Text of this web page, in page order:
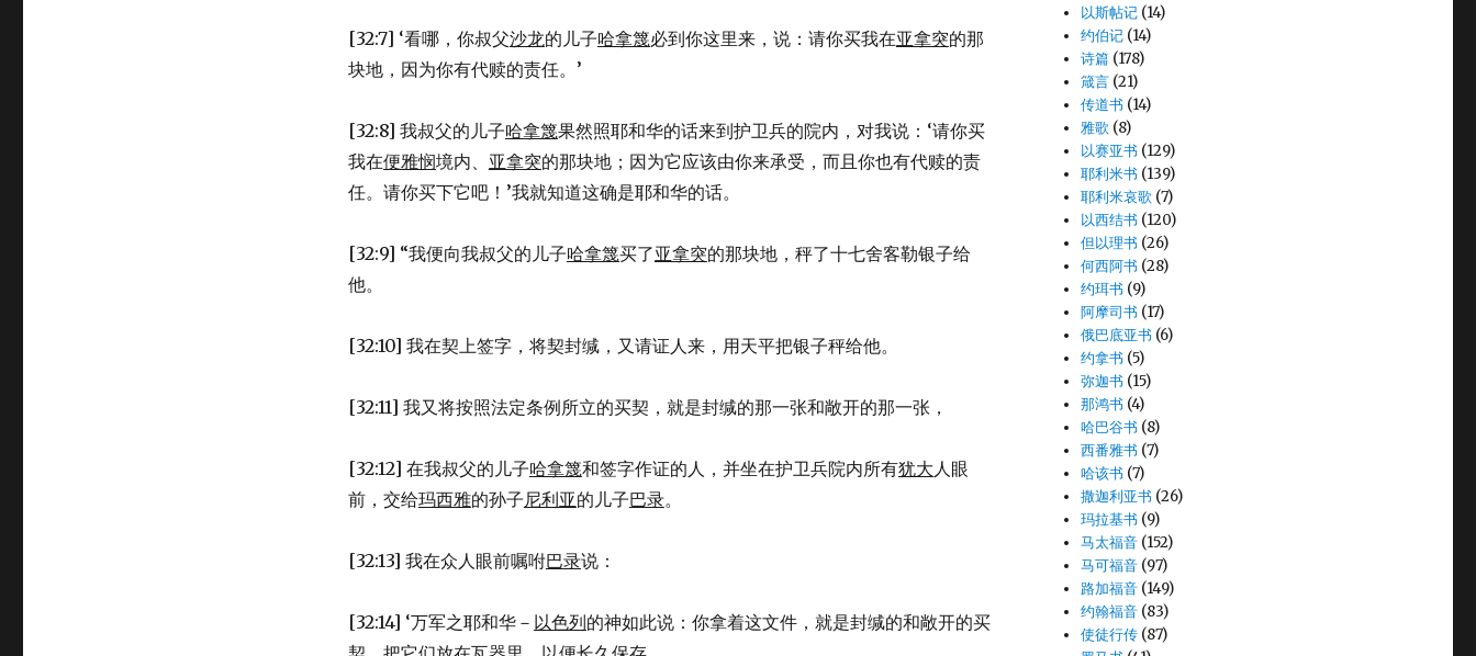
[32:7] ‘看哪，你叔父沙龙的儿子哈拿篾必到你这里来，说：请你买我在亚拿突的那
块地，因为你有代赎的责任。’
[32:8] 我叔父的儿子哈拿篾果然照耶和华的话来到护卫兵的院内，对我说：‘请你买
我在便雅悯境内、 亚拿突的那块地；因为它应该由你来承受，而且你也有代赎的责
任。请你买下它吧！’我就知道这确是耶和华的话。
[32:9] “我便向我叔父的儿子哈拿篾买了亚拿突的那块地，秤了十七舍客勒银子给
他。
[32:10] 我在契上签字，将契封缄，又请证人来，用天平把银子秤给他。
[32:11] 我又将按照法定条例所立的买契，就是封缄的那一张和敞开的那一张，
[32:12] 在我叔父的儿子哈拿篾和签字作证的人，并坐在护卫兵院内所有犹大人眼
前，交给玛西雅的孙子尼利亚的儿子巴录。
[32:13] 我在众人眼前嘱咐巴录说：
[32:14] ‘万军之耶和华－ 以色列的神如此说：你拿着这文件，就是封缄的和敞开的买
以斯帖记 (14)
约伯记 (14)
诗篇 (178)
箴言 (21)
传道书 (14)
雅歌 (8)
以赛亚书 (129)
耶利米书 (139)
耶利米哀歌 (7)
以西结书 (120)
但以理书 (26)
何西阿书 (28)
约珥书 (9)
阿摩司书 (17)
俄巴底亚书 (6)
约拿书 (5)
弥迦书 (15)
那鸿书 (4)
哈巴谷书 (8)
西番雅书 (7)
哈该书 (7)
撒迦利亚书 (26)
玛拉基书 (9)
马太福音 (152)
马可福音 (97)
路加福音 (149)
约翰福音 (83)
使徒行传 (87)